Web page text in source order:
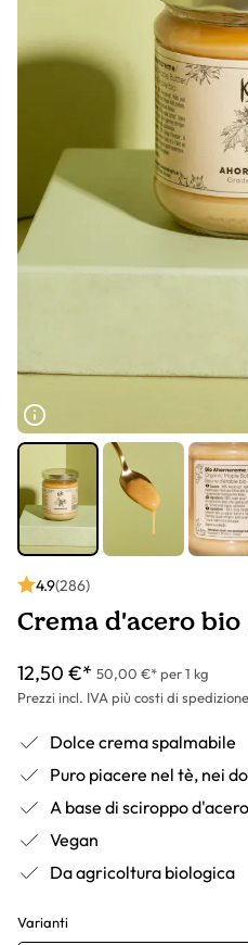
4.9(286)
Crema d'acero bio
12,50 €* 50,00 €* per 1 kg
Prezzi incl. IVA più costi di spedizione
Dolce crema spalmabile
Puro piacere nel tè, nei
A base di sciroppo
Vegan
Da agricoltura biologica
Varianti